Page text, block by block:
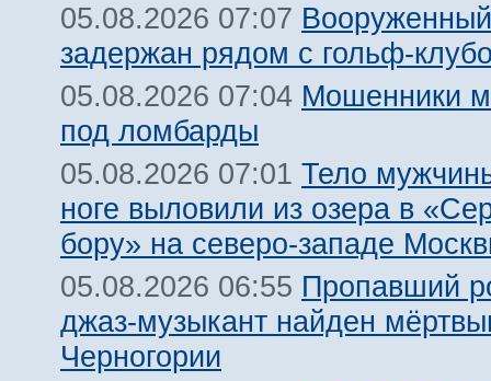
05.08.2026 07:07
задержан рядом с гольф-
05.08.2026 07:04 Мошенники
под ломбарды
05.08.2026 07:01 Тело
ноге выловили из озера в
бору» на северо-западе
05.08.2026 06:55 Пропавший
джаз-музыкант найден
Черногории